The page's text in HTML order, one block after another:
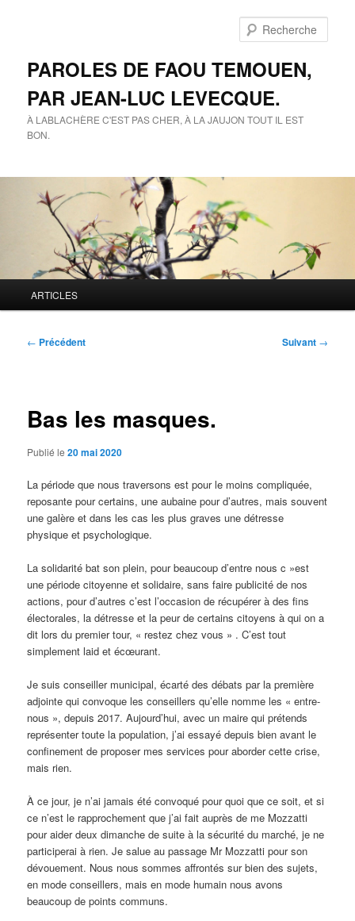
PAROLES DE FAOU TEMOUEN,
PAR JEAN-LUC LEVECQUE.
À LABLACHÈRE C'EST PAS CHER, À LA JAUJON TOUT IL EST
BON.
principal
ARTICLES
Navigation
← Précédent Suivant →
Bas les masques.
Publié le20 mai 2020
La période que nous traversons est pour le moins compliquée,
reposante pour certains, une aubaine pour d’autres, mais souvent
une galère et dans les cas les plus graves une détresse
physique et psychologique.
La solidarité bat son plein, pour beaucoup d’entre nous c »est
une période citoyenne et solidaire, sans faire publicité de nos
actions, pour d’autres c’est l’occasion de récupérer à des fins
électorales, la détresse et la peur de certains citoyens à qui on a
dit lors du premier tour, « restez chez vous » . C’est tout
simplement laid et écœurant.
Je suis conseiller municipal, écarté des débats par la première
adjointe qui convoque les conseillers qu’elle nomme les « entre-
nous », depuis 2017. Aujourd’hui, avec un maire qui prétends
représenter toute la population, j’ai essayé depuis bien avant le
confinement de proposer mes services pour aborder cette crise,
mais rien.
À ce jour, je n’ai jamais été convoqué pour quoi que ce soit, et si
ce n’est le rapprochement que j’ai fait auprès de me Mozzatti
pour aider deux dimanche de suite à la sécurité du marché, je ne
participerai à rien. Je salue au passage Mr Mozzatti pour son
dévouement. Nous nous sommes affrontés sur bien des sujets,
en mode conseillers, mais en mode humain nous avons
beaucoup de points communs.